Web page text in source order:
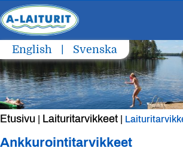
Skip
to
content
English Svenska
Etusivu Laituritarvikkeet
Ankkurointitarvikkeet